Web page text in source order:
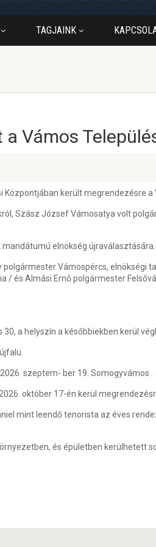
TAGJAINK
Vámos
került megrendezésre
Szász József Vámosatya volt
elnökség újraválasztására.
Vámospércs, elnökségi
és Almási Ernő polgármester
a helyszín a későbbiekben kerül
szeptem- ber 19. Somogyvámos .
október 17-én kerül
mint leendő tenorista az éves
és épületben kerülhetett